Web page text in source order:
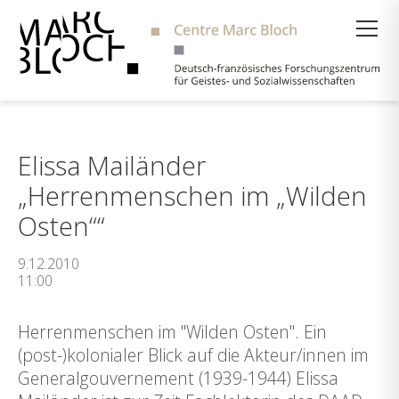
Elissa Mailänder
„Herrenmenschen im „Wilden
Osten““
9.12.2010
11:00
Herrenmenschen im "Wilden Osten". Ein
(post-)kolonialer Blick auf die Akteur/innen im
Generalgouvernement (1939-1944) Elissa